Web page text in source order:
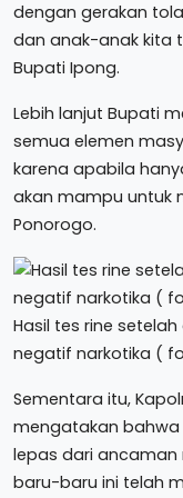
dengan gerakan
dan anak-anak kita
Bupati Ipong.
Lebih lanjut Bupati
semua elemen
karena apabila
akan mampu untuk
Ponorogo.
Hasil tes rine
negatif narkotika (
Sementara itu,
mengatakan
lepas dari ancaman
baru-baru ini telah